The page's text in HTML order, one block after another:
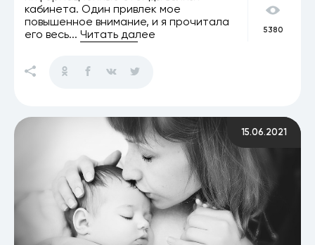
кабинета. Один привлек мое
повышенное внимание, и я прочитала
его весь... Читать далее 5380
15.06.2021